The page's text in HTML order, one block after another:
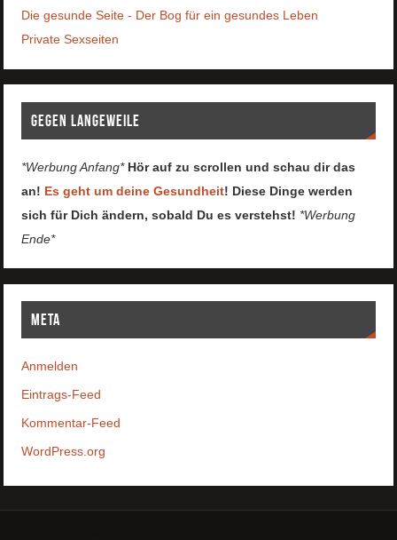
Die gesunde Seite - Der Bog für ein gesundes Leben
Private Sexseiten
Gegen Langeweile
*Werbung Anfang* Hör auf zu scrollen und schau dir das
an! Es geht um deine Gesundheit! Diese Dinge werden
sich für Dich ändern, sobald Du es verstehst! *Werbung
Ende*
Meta
Anmelden
Eintrags-Feed
Kommentar-Feed
WordPress.org